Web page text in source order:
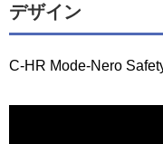
デザイン
C-HR Mode-Nero